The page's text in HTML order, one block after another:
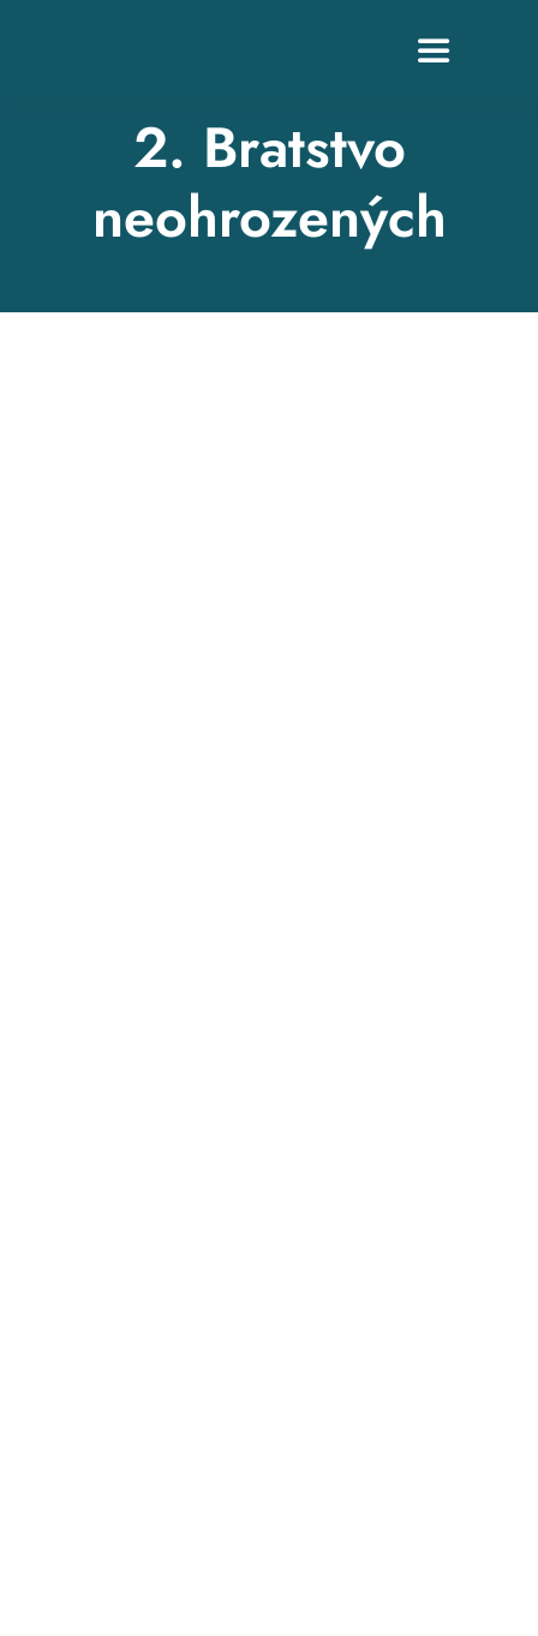
Toggle
2. Bratstvo
neohrozených